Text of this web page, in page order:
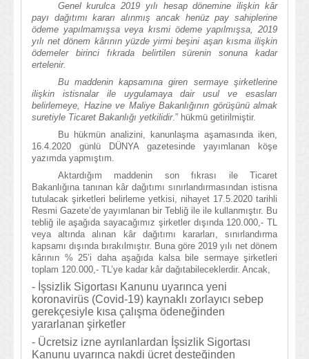
Genel kurulca 2019 yılı hesap dönemine ilişkin kâr
payı dağıtımı kararı alınmış ancak henüz pay sahiplerine
ödeme yapılmamışsa veya kısmi ödeme yapılmışsa, 2019
yılı net dönem kârının yüzde yirmi beşini aşan kısma ilişkin
ödemeler birinci fıkrada belirtilen sürenin sonuna kadar
ertelenir.
Bu maddenin kapsamına giren sermaye şirketlerine
ilişkin istisnalar ile uygulamaya dair usul ve esasları
belirlemeye, Hazine ve Maliye Bakanlığının görüşünü almak
suretiyle Ticaret Bakanlığı yetkilidir.” hükmü getirilmiştir.
Bu hükmün analizini, kanunlaşma aşamasında iken,
16.4.2020 günlü DÜNYA gazetesinde yayımlanan köşe
yazımda yapmıştım.
Aktardığım maddenin son fıkrası ile Ticaret
Bakanlığına tanınan kâr dağıtımı sınırlandırmasından istisna
tutulacak şirketleri belirleme yetkisi, nihayet 17.5.2020 tarihli
Resmi Gazete’de yayımlanan bir Tebliğ ile ile kullanmıştır. Bu
tebliğ ile aşağıda sayacağımız şirketler dışında 120.000,- TL
veya altında alınan kâr dağıtımı kararları, sınırlandırma
kapsamı dışında bırakılmıştır. Buna göre 2019 yılı net dönem
kârının % 25’i daha aşağıda kalsa bile sermaye şirketleri
toplam 120.000,- TL’ye kadar kâr dağıtabileceklerdir. Ancak,
- İşsizlik Sigortası Kanunu uyarınca yeni
koronavirüs (Covid-19) kaynaklı zorlayıcı sebep
gerekçesiyle kısa çalışma ödeneğinden
yararlanan şirketler
- Ücretsiz izne ayrılanlardan İşsizlik Sigortası
Kanunu uyarınca nakdi ücret desteğinden